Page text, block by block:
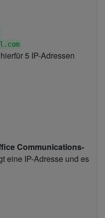
5 IP-Adressen
Communications-
eine IP-Adresse und es